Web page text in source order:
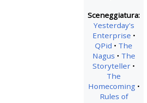
Sceneggiatura:
Yesterday's
Enterprise
QPid
The
Nagus
The
Storyteller
The
Homecoming
Rules of